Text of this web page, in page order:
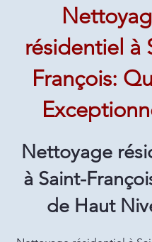
résidentiel à
François:
Nettoyage
à Saint-
de Haut